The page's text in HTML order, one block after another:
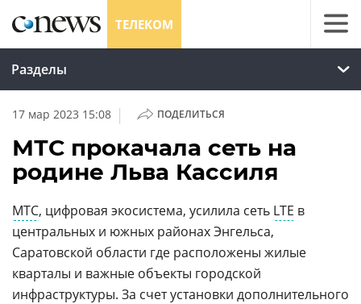
ТЕЛЕКОМ
Разделы
17 мар 2023 15:08 | ПОДЕЛИТЬСЯ
МТС прокачала сеть на
родине Льва Кассиля
МТС, цифровая экосистема, усилила сеть LTE в
центральных и южных районах Энгельса,
Саратовской области где расположены жилые
кварталы и важные объекты городской
инфраструктуры. За счет установки дополнительного